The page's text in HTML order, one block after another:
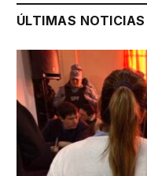
ÚLTIMAS NOTICIAS